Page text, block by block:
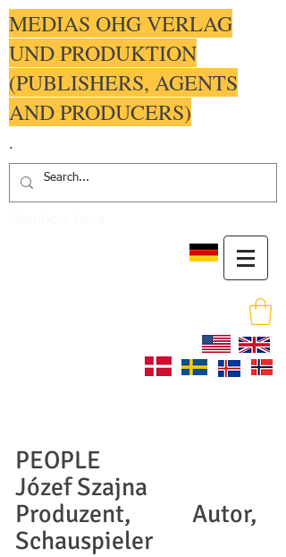
MEDIAS OHG VERLAG
UND PRODUKTION
(PUBLISHERS, AGENTS
AND PRODUCERS)
.
PEOPLE
Józef Szajna
Produzent, Autor,
Schauspieler